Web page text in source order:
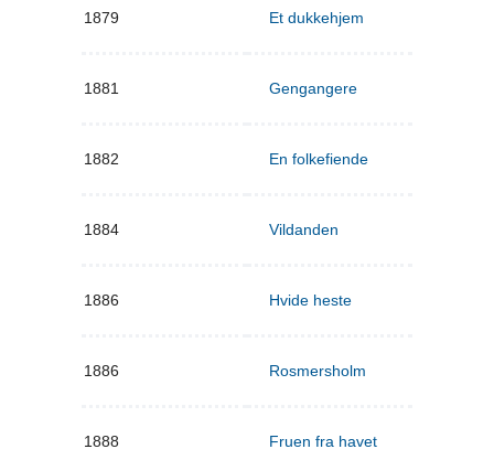
1879 Et dukkehjem
1881 Gengangere
1882 En folkefiende
1884 Vildanden
1886 Hvide heste
1886 Rosmersholm
1888 Fruen fra havet